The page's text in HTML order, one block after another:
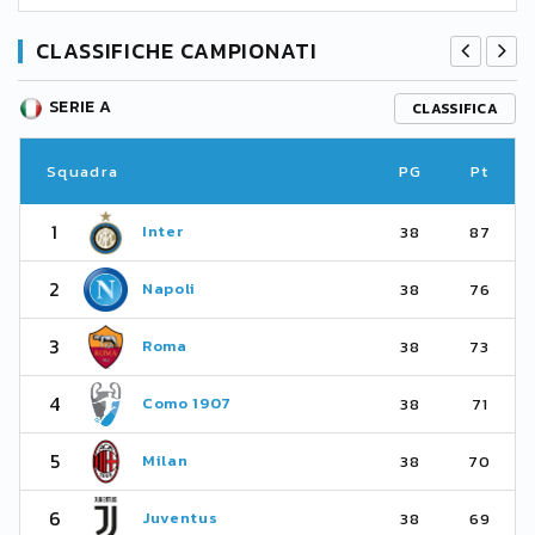
CLASSIFICHE CAMPIONATI
SERIE A CLASSIFICA
Squadra PG Pt
1 Inter 38 87
2 Napoli 38 76
3 Roma 38 73
4 Como 1907 38 71
5 Milan 38 70
6 Juventus 38 69